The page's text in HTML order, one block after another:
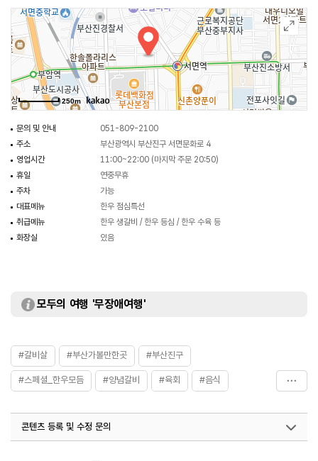
250m
문의 및 안내
051-809-2100
주소
부산광역시 부산진구 서면문화로 4
영업시간
11:00~22:00 (마지막 주문 20:50)
휴일
연중무휴
주차
가능
대표메뉴
한우 점심특선
취급메뉴
한우 생갈비 / 한우 등심 / 한우 수육 등
화장실
있음
모두의 여행 '무장애여행'
#갈비살 #부산가볼만한곳 #부산진구
#스페셜_한우모듬 #양념갈비 #육회 #음식
콘텐츠 등록 및 수정 문의